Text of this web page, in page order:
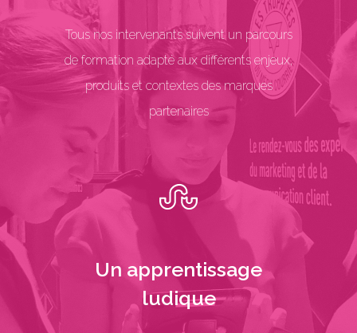
Tous nos intervenants suivent un parcours
de formation adapté aux différents enjeux,
produits et contextes des marques
partenaires
Un apprentissage
ludique